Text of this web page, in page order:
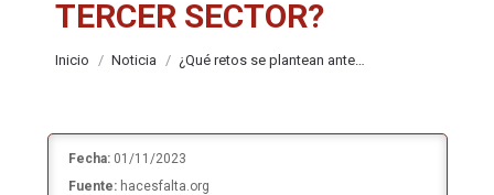
TERCER SECTOR?
Estás aquí:
Inicio Noticia ¿Qué retos se plantean ante…
Fecha: 01/11/2023
Fuente: hacesfalta.org